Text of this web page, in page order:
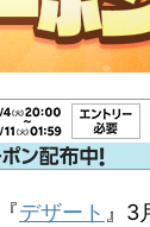
デザート 』3